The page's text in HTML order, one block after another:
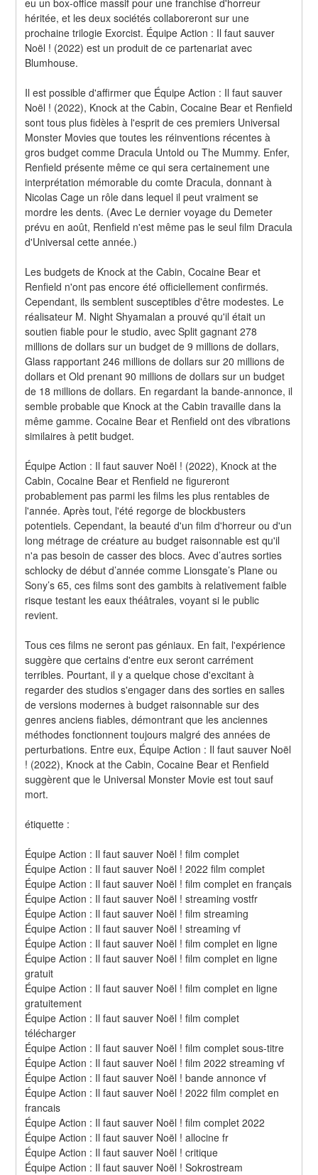
héritée, et les deux sociétés collaboreront sur une
prochaine trilogie Exorcist. Équipe Action : Il faut sauver
Noël ! (2022) est un produit de ce partenariat avec
Blumhouse.
Il est possible d'affirmer que Équipe Action : Il faut sauver
Noël ! (2022), Knock at the Cabin, Cocaine Bear et Renfield
sont tous plus fidèles à l'esprit de ces premiers Universal
Monster Movies que toutes les réinventions récentes à
gros budget comme Dracula Untold ou The Mummy. Enfer,
Renfield présente même ce qui sera certainement une
interprétation mémorable du comte Dracula, donnant à
Nicolas Cage un rôle dans lequel il peut vraiment se
mordre les dents. (Avec Le dernier voyage du Demeter
prévu en août, Renfield n'est même pas le seul film Dracula
d'Universal cette année.)
Les budgets de Knock at the Cabin, Cocaine Bear et
Renfield n'ont pas encore été officiellement confirmés.
Cependant, ils semblent susceptibles d'être modestes. Le
réalisateur M. Night Shyamalan a prouvé qu'il était un
soutien fiable pour le studio, avec Split gagnant 278
millions de dollars sur un budget de 9 millions de dollars,
Glass rapportant 246 millions de dollars sur 20 millions de
dollars et Old prenant 90 millions de dollars sur un budget
de 18 millions de dollars. En regardant la bande-annonce, il
semble probable que Knock at the Cabin travaille dans la
même gamme. Cocaine Bear et Renfield ont des vibrations
similaires à petit budget.
Équipe Action : Il faut sauver Noël ! (2022), Knock at the
Cabin, Cocaine Bear et Renfield ne figureront
probablement pas parmi les films les plus rentables de
l'année. Après tout, l'été regorge de blockbusters
potentiels. Cependant, la beauté d'un film d'horreur ou d'un
long métrage de créature au budget raisonnable est qu'il
n'a pas besoin de casser des blocs. Avec d’autres sorties
schlocky de début d’année comme Lionsgate’s Plane ou
Sony’s 65, ces films sont des gambits à relativement faible
risque testant les eaux théâtrales, voyant si le public
revient.
Tous ces films ne seront pas géniaux. En fait, l'expérience
suggère que certains d'entre eux seront carrément
terribles. Pourtant, il y a quelque chose d'excitant à
regarder des studios s'engager dans des sorties en salles
de versions modernes à budget raisonnable sur des
genres anciens fiables, démontrant que les anciennes
méthodes fonctionnent toujours malgré des années de
perturbations. Entre eux, Équipe Action : Il faut sauver Noël
! (2022), Knock at the Cabin, Cocaine Bear et Renfield
suggèrent que le Universal Monster Movie est tout sauf
mort.
étiquette :
Équipe Action : Il faut sauver Noël ! film complet
Équipe Action : Il faut sauver Noël ! 2022 film complet
Équipe Action : Il faut sauver Noël ! film complet en français
Équipe Action : Il faut sauver Noël ! streaming vostfr
Équipe Action : Il faut sauver Noël ! film streaming
Équipe Action : Il faut sauver Noël ! streaming vf
Équipe Action : Il faut sauver Noël ! film complet en ligne
Équipe Action : Il faut sauver Noël ! film complet en ligne
gratuit
Équipe Action : Il faut sauver Noël ! film complet en ligne
gratuitement
Équipe Action : Il faut sauver Noël ! film complet
télécharger
Équipe Action : Il faut sauver Noël ! film complet sous-titre
Équipe Action : Il faut sauver Noël ! film 2022 streaming vf
Équipe Action : Il faut sauver Noël ! bande annonce vf
Équipe Action : Il faut sauver Noël ! 2022 film complet en
francais
Équipe Action : Il faut sauver Noël ! film complet 2022
Équipe Action : Il faut sauver Noël ! allocine fr
Équipe Action : Il faut sauver Noël ! critique
Équipe Action : Il faut sauver Noël ! Sokrostream